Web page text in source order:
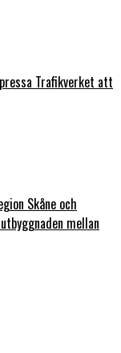
Trafikverket att
Skåne och
mellan